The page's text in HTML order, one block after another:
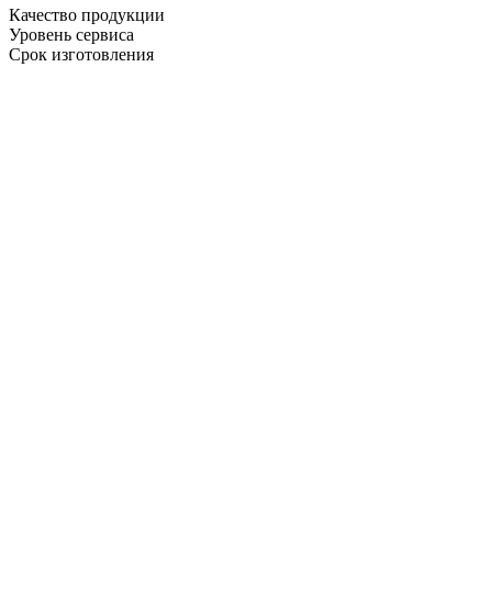
Качество продукции
Уровень сервиса
Срок изготовления